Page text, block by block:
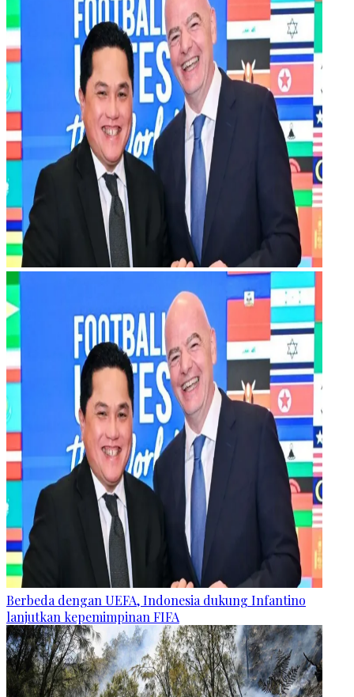
Berbeda dengan UEFA, Indonesia dukung Infantino
lanjutkan kepemimpinan FIFA